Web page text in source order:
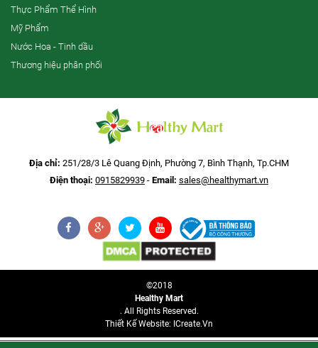
Thực Phẩm Thể Hình
Mỹ Phẩm
Nước Hoa - Tinh dầu
Thương hiệu phân phối
Địa chỉ: 251/28/3 Lê Quang Định, Phường 7, Bình Thạnh, Tp.CHM
Điện thoại: 0915829939 - Email: sales@healthymart.vn
©2018
Healthy Mart
. All Rights Reserved.
Thiết Kế Website: ICreate.vn